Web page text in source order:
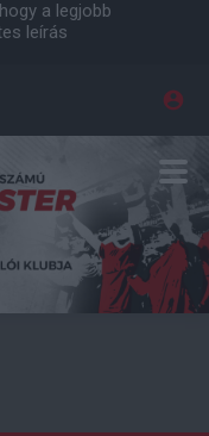
a legjobb
leírás